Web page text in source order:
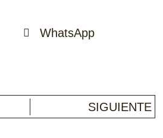
WhatsApp
SIGUIENTE